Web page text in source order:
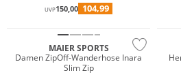
UVP150,00 104,99
MAIER SPORTS
Damen ZipOff-Wanderhose Inara
Slim Zip